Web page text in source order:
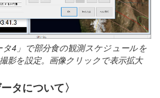
タ4」で部分食の観測スケジュールを
影を設定。画像クリックで表示拡大
タについて〉